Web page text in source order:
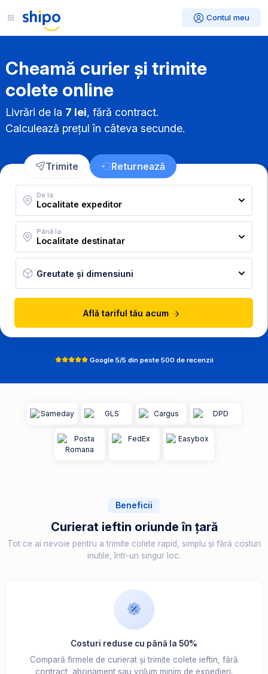
Contul meu
Cheamă curier și trimite
colete online
Livrări de la 7 lei, fără contract.
Calculează prețul în câteva secunde.
Trimite Returnează
De la:
Până la:
Greutate și dimensiuni
Află tariful tău acum
Google 5/5 din peste 500 de recenzii
Beneficii
Curierat ieftin oriunde în țară
Tot ce ai nevoie pentru a trimite colete rapid, simplu și fără costuri
inutile, într-un singur loc.
Costuri reduse cu până la 50%
Compară firmele de curierat și trimite colete ieftin, fără
contract, abonament sau volum minim de expedieri.